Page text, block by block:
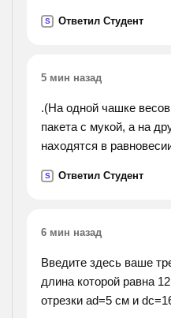
S Ответил Студент
5 мин назад
.(На одной чашке
пакета с мукой, а на
находятся в
S Ответил Студент
6 мин назад
Введите здесь ваше
длина которой равна
отрезки аd=5 см и